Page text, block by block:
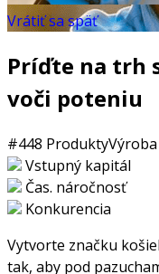
Vrátiť sa späť
Príďte na trh
voči poteniu
#448 ProduktyVýroba
Vstupný kapitál
Čas. náročnosť
Konkurencia
Vytvorte značku
tak, aby pod